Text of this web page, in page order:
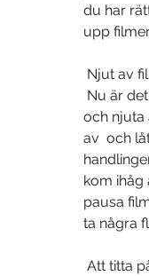
du har
upp
Njut av
och njuta
av  och
kom ihåg
pausa
ta några